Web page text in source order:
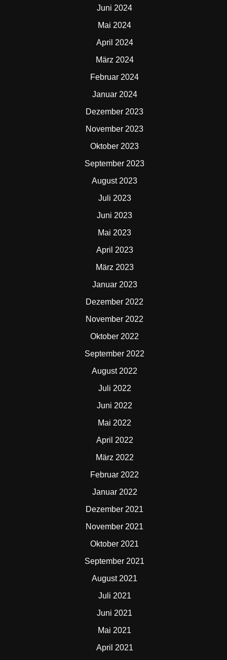
Juni 2024
Mai 2024
April 2024
März 2024
Februar 2024
Januar 2024
Dezember 2023
November 2023
Oktober 2023
September 2023
August 2023
Juli 2023
Juni 2023
Mai 2023
April 2023
März 2023
Januar 2023
Dezember 2022
November 2022
Oktober 2022
September 2022
August 2022
Juli 2022
Juni 2022
Mai 2022
April 2022
März 2022
Februar 2022
Januar 2022
Dezember 2021
November 2021
Oktober 2021
September 2021
August 2021
Juli 2021
Juni 2021
Mai 2021
April 2021